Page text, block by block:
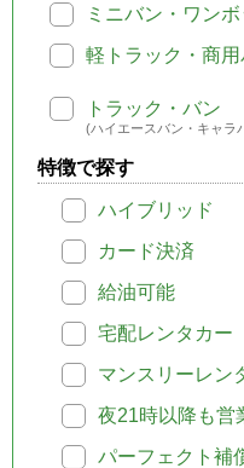
ミニバン・ワンボ
軽トラック・商用
トラック・バン
(ハイエースバン・キャラ
特徴で探す
ハイブリッド
カード決済
給油可能
宅配レンタカー
マンスリーレン
夜21時以降も営
パーフェクト補